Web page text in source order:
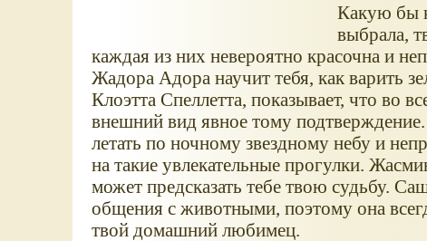
Какую бы
выбрала,
каждая из них невероятно красочна и
Жадора Адора научит тебя, как варить
Клоэтта Спеллетта, показывает, что во
внешний вид явное тому
летать по ночному звездному небу и
на такие увлекательные прогулки.
может предсказать тебе твою судьбу.
общения с животными, поэтому она
твой домашний любимец.